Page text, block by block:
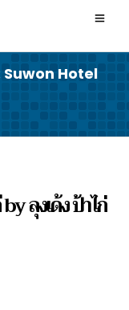
Suwon Hotel
ลุงเด้ง ป้าไก่